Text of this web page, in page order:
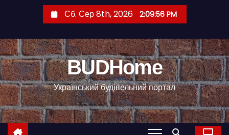
е
й
т
и
д
о
Сб. Сер 8th, 2026 2:09:57 PM
BUDHome
Український будівельний портал